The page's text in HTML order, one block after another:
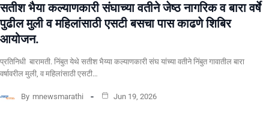
सतीश भैया कल्याणकारी संघाच्या वतीने जेष्ठ नागरिक व बारा वर्षे
पुढील मुली व महिलांसाठी एसटी बसचा पास काढणे शिबिर
आयोजन.
प्रतिनिधी बारामती. निंबुत येथे सतीश भैय्या कल्याणकारी संघ यांच्या वतीने निंबुत गावातील बारा
वर्षावरील मुली, व महिलांसाठी एसटी…
By mnewsmarathi Jun 19, 2026